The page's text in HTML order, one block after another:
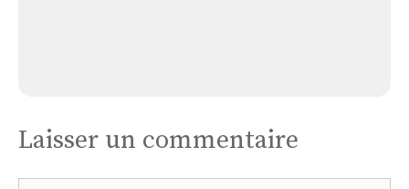
Laisser un commentaire